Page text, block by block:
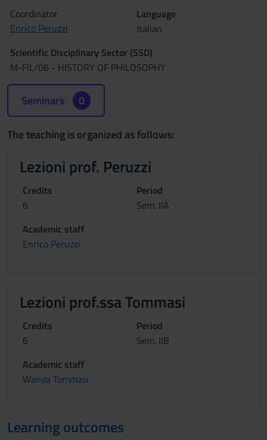
Coordinator
Enrico Peruzzi
Language
Italian
Scientific Disciplinary Sector (SSD)
M-FIL/06 - HISTORY OF PHILOSOPHY
Seminars 0
The teaching is organized as follows:
Lezioni prof. Peruzzi
Credits
6
Period
Sem. IIA
Academic staff
Enrico Peruzzi
Lezioni prof.ssa Tommasi
Credits
6
Period
Sem. IIB
Academic staff
Wanda Tommasi
Learning outcomes